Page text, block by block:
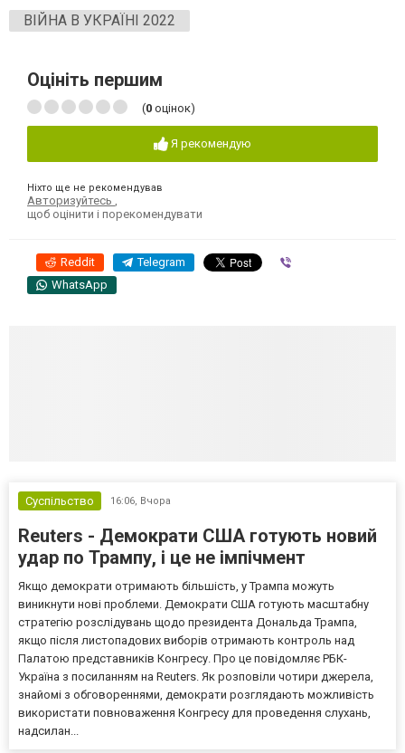
ВІЙНА В УКРАЇНІ 2022
Оцініть першим
(0 оцінок)
Я рекомендую
Ніхто ще не рекомендував
Авторизуйтесь ,
щоб оцінити і порекомендувати
Reddit Telegram
WhatsApp
Суспільство 16:06, Вчора
Reuters - Демократи США готують новий
удар по Трампу, і це не імпічмент
Якщо демократи отримають більшість, у Трампа можуть
виникнути нові проблеми. Демократи США готують масштабну
стратегію розслідувань щодо президента Дональда Трампа,
якщо після листопадових виборів отримають контроль над
Палатою представників Конгресу. Про це повідомляє РБК-
Україна з посиланням на Reuters. Як розповіли чотири джерела,
знайомі з обговореннями, демократи розглядають можливість
використати повноваження Конгресу для проведення слухань,
надсилан...